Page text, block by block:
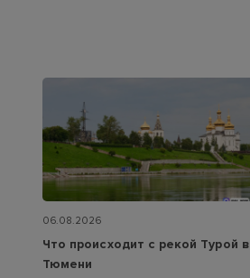
06.08.2026
Что происходит с рекой Турой в
Тюмени